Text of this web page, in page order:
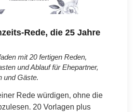
Rede, die 25 Jahre
mit 20 fertigen Reden,
und Ablauf für Ehepartner,
und Gäste.
Rede würdigen, ohne die
20 Vorlagen plus